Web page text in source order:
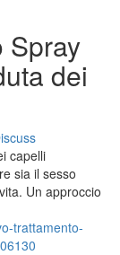
Spray
dei
capelli
sia il sesso
Un approccio
trattamento-